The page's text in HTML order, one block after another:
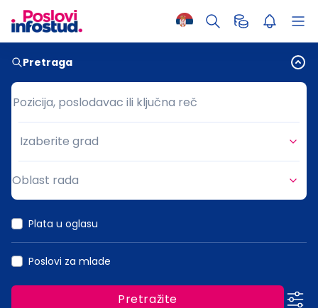
Pretraga
Pozicija, poslodavac ili ključna reč
Pozicija, poslodavac ili ključna reč
Grad
Izaberite grad
Oblast rada
Plata u oglasu
Poslovi za mlade
Pretražite